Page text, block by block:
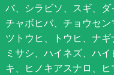
バ、シラビソ、スギ、ダ
チャボヒバ、チョウセン
ツトウヒ、トウヒ、ナ
ミサシ、ハイネズ、ハ
キ、ヒノキアスナロ、